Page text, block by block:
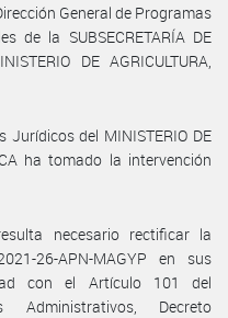
General de Programas
de la SUBSECRETARÍA DE
DE AGRICULTURA,
Jurídicos del MINISTERIO DE
ha tomado la intervención
necesario rectificar la
26-APN-MAGYP en sus
con el Artículo 101 del
Administrativos, Decreto